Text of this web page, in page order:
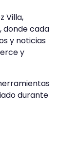
Villa,
donde cada
y noticias
y
durante